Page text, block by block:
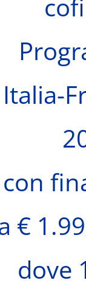
Italia-
con
€
dove